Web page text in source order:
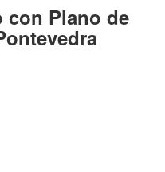
con Plano de